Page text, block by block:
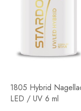
1805 Hybrid
LED / UV 6 ml